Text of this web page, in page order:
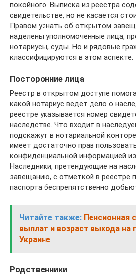
покойного. Выписка из реестра
свидетельстве, но не касается
Правом узнать об открытом
наделены уполномоченные лица,
нотариусы, суды. Но и рядовые
классифицируются в этом аспекте.
Посторонние лица
Реестр в открытом доступе
какой нотариус ведет дело о
реестре указывается номер
наследстве. Что входит в
подскажут в нотариальной
имеет достаточно прав
конфиденциальной информацией из
Наследники, претендующие на
завещанию, с отметкой в реестре
паспорта беспрепятственно
Читайте также: Пенсионная
выплат и возраст выхода на
Украине
Родственники